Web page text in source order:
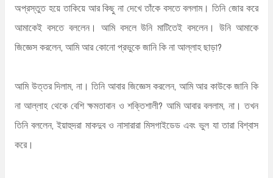
অপ্রস্তুত হয়ে তাকিয়ে আর কিছু না দেখে তাঁকে বসতে বললাম। তিনি জোর করে
আমাকেই বসতে বললেন। আমি বসলে উনি মাটিতেই বসলেন। উনি আমাকে
জিজ্ঞেস করলেন, আমি আর কোনো প্রভুকে জানি কি না আল্লাহ ছাড়া?
আমি উত্তর দিলাম, না। তিনি আবার জিজ্ঞেস করলেন, আমি আর কাউকে জানি কি
না আল্লাহ থেকে বেশি ক্ষমতাবান ও শক্তিশালী? আমি আবার বললাম, না। তখন
তিনি বললেন, ইয়াহুদরা মাকদুব ও নাসারারা মিসগাইডেড এবং ভুল যা তারা বিশ্বাস
করে।